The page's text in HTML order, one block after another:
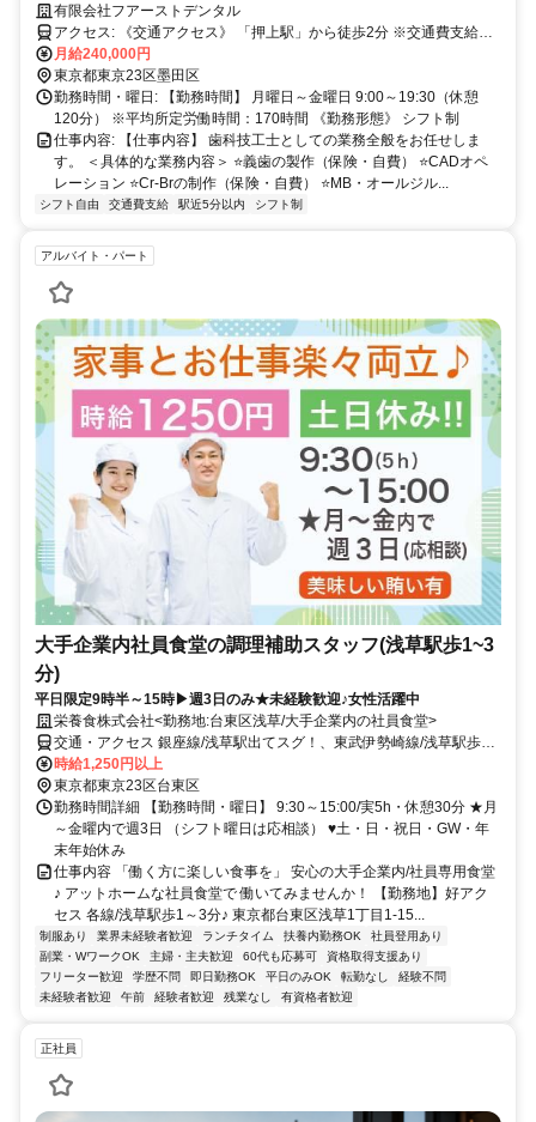
代まで幅広く活躍できる歯科技工士
有限会社フアーストデンタル
アクセス: 《交通アクセス》 「押上駅」から徒歩2分 ※交通費支給い
たします！
月給240,000円
東京都東京23区墨田区
勤務時間・曜日: 【勤務時間】 月曜日～金曜日 9:00～19:30（休憩
120分） ※平均所定労働時間：170時間 《勤務形態》 シフト制
仕事内容: 【仕事内容】 歯科技工士としての業務全般をお任せしま
す。 ＜具体的な業務内容＞ ⭐義歯の製作（保険・自費） ⭐CADオペ
レーション ⭐Cr-Brの制作（保険・自費） ⭐MB・オールジル...
シフト自由 交通費支給 駅近5分以内 シフト制
アルバイト・パート
大手企業内社員食堂の調理補助スタッフ(浅草駅歩1~3
分)
平日限定9時半～15時▶週3日のみ★未経験歓迎♪女性活躍中
栄養食株式会社<勤務地:台東区浅草/大手企業内の社員食堂>
交通・アクセス 銀座線/浅草駅出てスグ！、東武伊勢崎線/浅草駅歩1
分、 浅草線・銀座線/浅草駅歩3分
時給1,250円以上
東京都東京23区台東区
勤務時間詳細 【勤務時間・曜日】 9:30～15:00/実5h・休憩30分 ★月
～金曜内で週3日 （シフト曜日は応相談） ♥土・日・祝日・GW・年
末年始休み
仕事内容 「働く方に楽しい食事を」 安心の大手企業内/社員専用食堂
♪ アットホームな社員食堂で 働いてみませんか！ 【勤務地】好アク
セス 各線/浅草駅歩1～3分♪ 東京都台東区浅草1丁目1-15...
制服あり 業界未経験者歓迎 ランチタイム 扶養内勤務OK
社員登用あり
副業・WワークOK
主婦・主夫歓迎 60代も応募可
資格取得支援あり
フリーター歓迎
学歴不問 即日勤務OK 平日のみOK 転勤なし
経験不問
未経験者歓迎
午前 経験者歓迎 残業なし 有資格者歓迎
正社員